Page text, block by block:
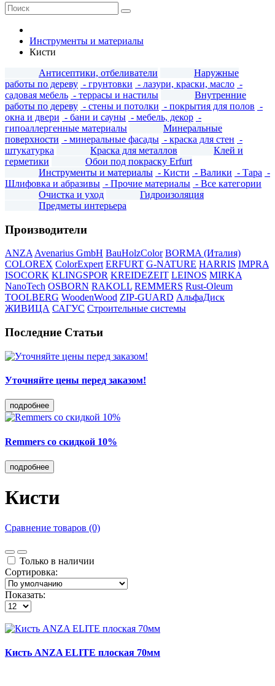
Инструменты и материалы
Кисти
Антисептики, отбеливатели
Наружные
работы по дереву - грунтовки - лазури, краски, масло -
садовая мебель - террасы и настилы
Внутренние
работы по дереву - стены и потолки - покрытия для полов -
окна и двери - бани и сауны - мебель, декор -
гипоаллергенные материалы
Минеральные
поверхности - минеральные фасады - краска для стен -
штукатурка
Краска для металлов
Клей и
герметики
Обои под покраску Erfurt
Инструменты и материалы - Кисти - Валики - Тара -
Шлифовка и абразивы - Прочие материалы - Все категории
Очистка и уход
Гидроизоляция
Предметы интерьера
Производители
ANZAAvenarius GmbH BauHolzColor BORMA (Италия)
COLOREX ColorExpert ERFURT G-NATURE HARRIS IMPRA
ISOCORK KLINGSPOR KREIDEZEIT LEINOS MIRKA
NanoTech OSBORN RAKOLL REMMERS Rust-Oleum
TOOLBERG WoodenWood ZIP-GUARD АльфаДиск
ЖИВИЦА САГУС Строительные системы
Последние Статьи
Уточняйте цены перед заказом!
подробнее
Remmers со скидкой 10%
подробнее
Кисти
Сравнение товаров (0)
Только в наличии
Сортировка:
Показать:
Кисть ANZA ELITE плоская 70мм